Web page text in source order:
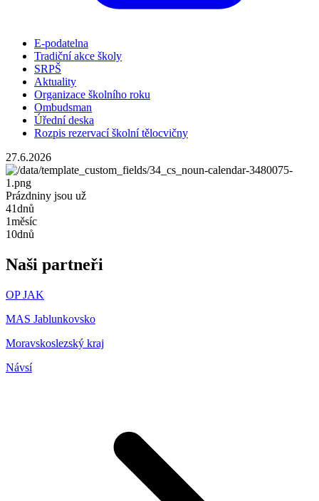
E-podatelna
Tradiční akce školy
SRPŠ
Aktuality
Organizace školního roku
Ombudsman
Úřední deska
Rozpis rezervací školní tělocvičny
27.6.2026
Prázdniny jsou už
41dnů
1měsíc
10dnů
Naši partneři
OP JAK
MAS Jablunkovsko
Moravskoslezský kraj
Návsí